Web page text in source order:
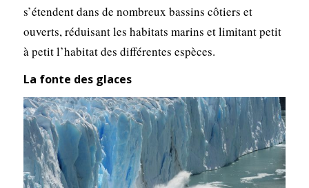
s’étendent dans de nombreux bassins côtiers et
ouverts, réduisant les habitats marins et limitant petit
à petit l’habitat des différentes espèces.
La fonte des glaces